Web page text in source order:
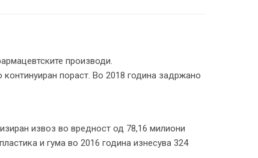
производи.
пораст. Во 2018 година задржано
извоз во вредност од 78,16 милиони
и гума во 2016 година изнесува 324